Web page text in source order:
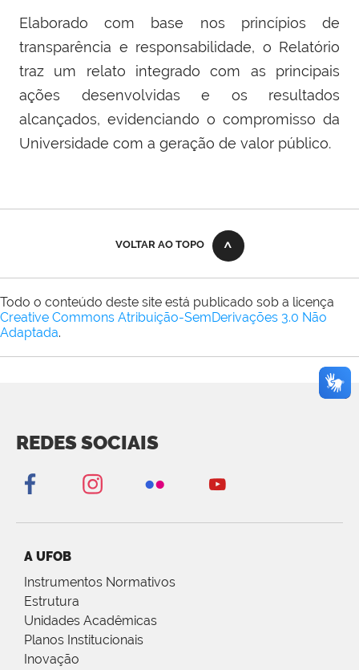
Elaborado com base nos princípios de
transparência e responsabilidade, o Relatório
traz um relato integrado com as principais
ações desenvolvidas e os resultados
alcançados, evidenciando o compromisso da
Universidade com a geração de valor público.
VOLTAR AO TOPO
Todo o conteúdo deste site está publicado sob a licença
Creative Commons Atribuição-SemDerivações 3.0 Não
Adaptada.
REDES SOCIAIS
A UFOB
Instrumentos Normativos
Estrutura
Unidades Acadêmicas
Planos Institucionais
Inovação